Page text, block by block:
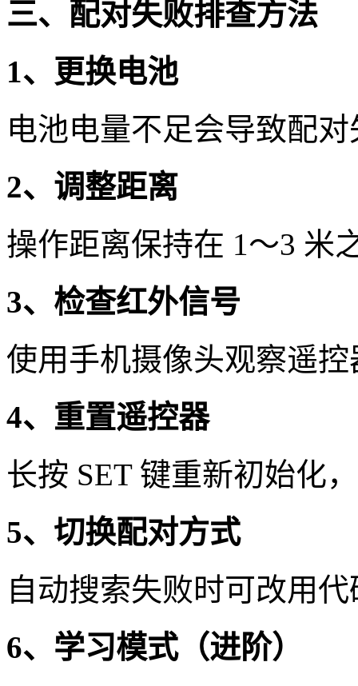
三、配对失败排查方法
1、更换电池
电池电量不足会导致配
2、调整距离
操作距离保持在 1～3 米
3、检查红外信号
使用手机摄像头观察遥
4、重置遥控器
长按 SET 键重新初始化
5、切换配对方式
自动搜索失败时可改用
6、学习模式（进阶）